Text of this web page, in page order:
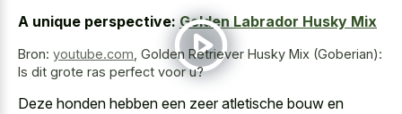
A unique perspective: Golden Labrador Husky Mix
Bron: youtube.com Golden Retriever Husky Mix (Goberian):
Is dit grote ras perfect voor u?
Deze honden hebben een zeer atletische bouw en